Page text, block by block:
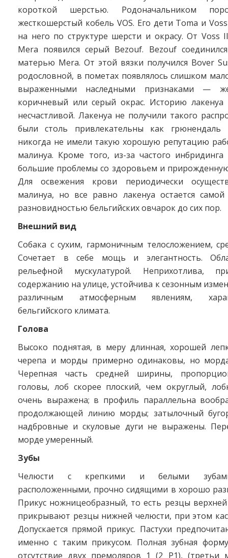
короткой шерстью. Родоначальником
жесткошерстый кобель VOS. Его дети Toma и
на него по структуре шерсти и окрасу. От Voss
Mera появился серый Bezouf. Bezouf
матерью Mera. От этой вязки получился Bover
родословной, в пометах появлялось слишком
выраженными наследными признаками —
коричневый или серый окрас. Историю
несчастливой. Лакенуа не получили такого
были столь привлекательны как
никогда не имели такую хорошую репутацию
малинуа. Кроме того, из-за частого
большие проблемы со здоровьем и прирожденную
Для освежения крови периодически
малинуа, но все равно лакенуа остается самой
разновидностью бельгийских овчарок до сих пор.
Внешний вид
Собака с сухим, гармоничным телосложением,
Сочетает в себе мощь и элегантность.
рельефной мускулатурой. Неприхотлива,
содержанию на улице, устойчива к сезонным
различным атмосферным явлениям,
бельгийского климата.
Голова
Высоко поднятая, в меру длинная, хорошей
черепа и морды примерно одинаковы, но
Черепная часть средней ширины,
головы, лоб скорее плоский, чем округлый,
очень выражена; в профиль параллельна
продолжающей линию морды; затылочный
надбровные и скуловые дуги не выражены.
морде умеренный.
Зубы
Челюсти с крепкими и белыми
расположенными, прочно сидящими в хорошо
Прикус ножницеобразный, то есть резцы верхней
прикрывают резцы нижней челюсти, при этом
Допускается прямой прикус. Пастухи
именно с таким прикусом. Полная зубная
отсутствие двух премоляров 1 (2 Р1),